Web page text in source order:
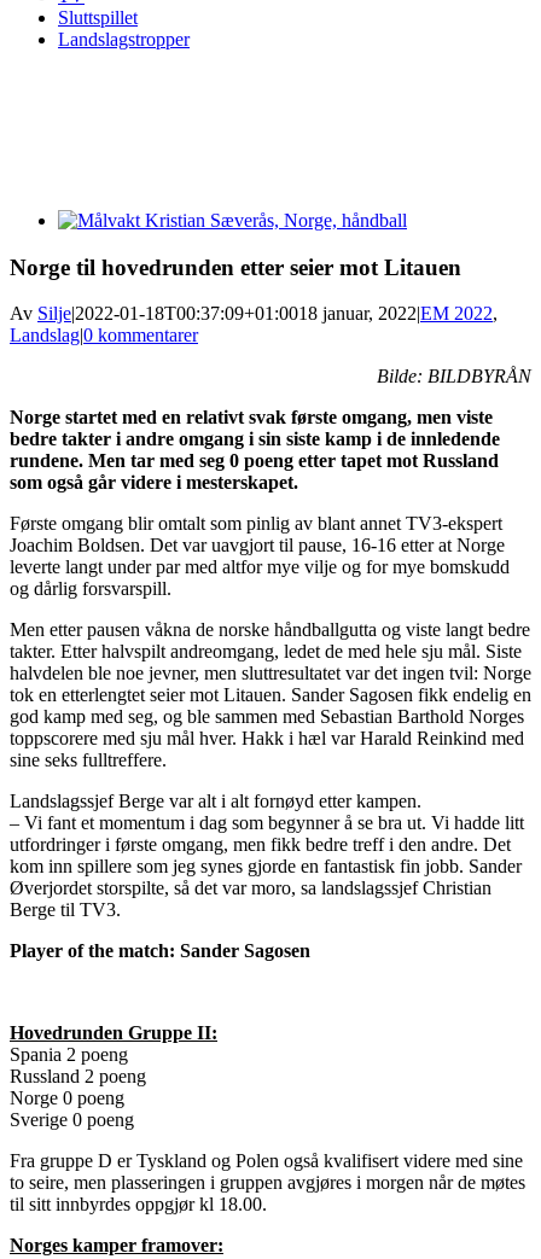
Sluttspillet
Landslagstropper
View
Image
Norge til hovedrunden etter seier mot Litauen
Av Silje|2022-01-18T00:37:09+01:0018 januar, 2022|EM 2022,
Landslag|0 kommentarer
Bilde: BILDBYRÅN
Norge startet med en relativt svak første omgang, men viste
bedre takter i andre omgang i sin siste kamp i de innledende
rundene. Men tar med seg 0 poeng etter tapet mot Russland
som også går videre i mesterskapet.
Første omgang blir omtalt som pinlig av blant annet TV3-ekspert
Joachim Boldsen. Det var uavgjort til pause, 16-16 etter at Norge
leverte langt under par med altfor mye vilje og for mye bomskudd
og dårlig forsvarspill.
Men etter pausen våkna de norske håndballgutta og viste langt bedre
takter. Etter halvspilt andreomgang, ledet de med hele sju mål. Siste
halvdelen ble noe jevner, men sluttresultatet var det ingen tvil: Norge
tok en etterlengtet seier mot Litauen. Sander Sagosen fikk endelig en
god kamp med seg, og ble sammen med Sebastian Barthold Norges
toppscorere med sju mål hver. Hakk i hæl var Harald Reinkind med
sine seks fulltreffere.
Landslagssjef Berge var alt i alt fornøyd etter kampen.
– Vi fant et momentum i dag som begynner å se bra ut. Vi hadde litt
utfordringer i første omgang, men fikk bedre treff i den andre. Det
kom inn spillere som jeg synes gjorde en fantastisk fin jobb. Sander
Øverjordet storspilte, så det var moro, sa landslagssjef Christian
Berge til TV3.
Player of the match: Sander Sagosen
Hovedrunden Gruppe II:
Spania 2 poeng
Russland 2 poeng
Norge 0 poeng
Sverige 0 poeng
Fra gruppe D er Tyskland og Polen også kvalifisert videre med sine
to seire, men plasseringen i gruppen avgjøres i morgen når de møtes
til sitt innbyrdes oppgjør kl 18.00.
Norges kamper framover: